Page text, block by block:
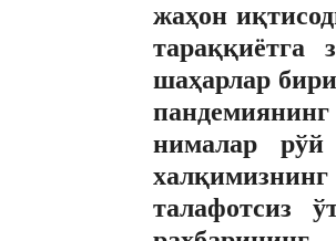
жаҳон
тараққиётга
шаҳарлар
нималар
талафотсиз